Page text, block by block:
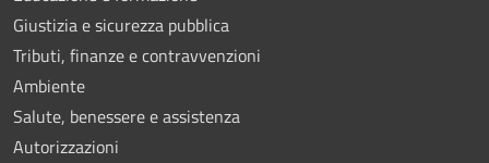
Giustizia e sicurezza pubblica
Tributi, finanze e contravvenzioni
Ambiente
Salute, benessere e assistenza
Autorizzazioni